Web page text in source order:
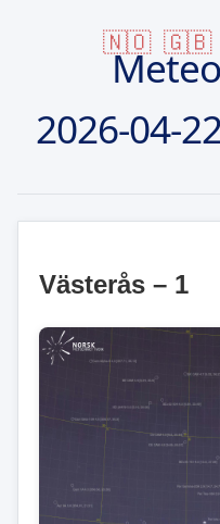
🇳🇴 🇬🇧
2026-04-
Västerås – 1